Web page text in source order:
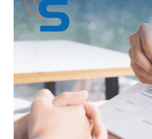
obrigações
da
empresa
o
aviso
prévio